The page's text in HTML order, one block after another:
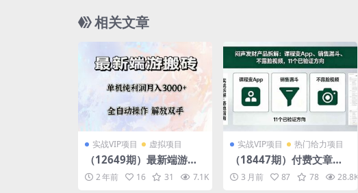
相关文章
实战VIP项目 虚拟项目
（12649期）最新端游搬
砖项目，收益稳定单机纯
利润月入3000+，多开多
2 年前 16 31 7.1K 10
实战VIP项目 热门给力项目
（18447期）付费文章：
闷声发财产品拆解：课程
变App、销售漏斗、不露
3 月前 87 78 28.8K